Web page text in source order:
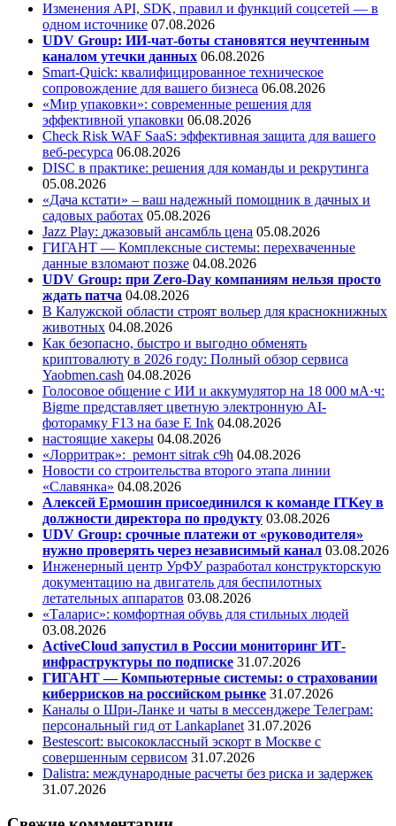
Изменения API, SDK, правил и функций соцсетей — в
одном источнике 07.08.2026
UDV Group: ИИ-чат-боты становятся неучтенным
каналом утечки данных 06.08.2026
Smart-Quick: квалифицированное техническое
сопровождение для вашего бизнеса 06.08.2026
«Мир упаковки»: современные решения для
эффективной упаковки 06.08.2026
Check Risk WAF SaaS: эффективная защита для вашего
веб-ресурса 06.08.2026
DISC в практике: решения для команды и рекрутинга
05.08.2026
«Дача кстати» – ваш надежный помощник в дачных и
садовых работах 05.08.2026
Jazz Play: джазовый ансамбль цена 05.08.2026
ГИГАНТ — Комплексные системы: перехваченные
данные взломают позже 04.08.2026
UDV Group: при Zero-Day компаниям нельзя просто
ждать патча 04.08.2026
В Калужской области строят вольер для краснокнижных
животных 04.08.2026
Как безопасно, быстро и выгодно обменять
криптовалюту в 2026 году: Полный обзор сервиса
Yaobmen.cash 04.08.2026
Голосовое общение с ИИ и аккумулятор на 18 000 мА·ч:
Bigme представляет цветную электронную AI-
фоторамку F13 на базе E Ink 04.08.2026
настоящие хакеры 04.08.2026
«Лорритрак»: ремонт sitrak c9h 04.08.2026
Новости со строительства второго этапа линии
«Славянка» 04.08.2026
Алексей Ермошин присоединился к команде ITKey в
должности директора по продукту 03.08.2026
UDV Group: срочные платежи от «руководителя»
нужно проверять через независимый канал 03.08.2026
Инженерный центр УрФУ разработал конструкторскую
документацию на двигатель для беспилотных
летательных аппаратов 03.08.2026
«Таларис»: комфортная обувь для стильных людей
03.08.2026
ActiveCloud запустил в России мониторинг ИТ-
инфраструктуры по подписке 31.07.2026
ГИГАНТ — Компьютерные системы: о страховании
киберрисков на российском рынке 31.07.2026
Каналы о Шри-Ланке и чаты в мессенджере Телеграм:
персональный гид от Lankaplanet 31.07.2026
Bestescort: высококлассный эскорт в Москве с
совершенным сервисом 31.07.2026
Dalistra: международные расчеты без риска и задержек
31.07.2026